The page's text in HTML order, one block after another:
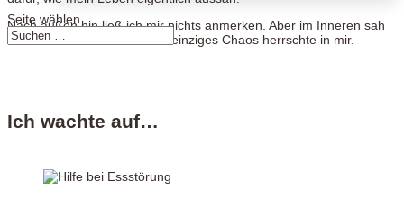
Seite wählen
Nach außen hin ließ ich mir nichts anmerken. Aber im Inneren sah
mein Leben anders aus. Ein einziges Chaos herrschte in mir.
Ich wachte auf…